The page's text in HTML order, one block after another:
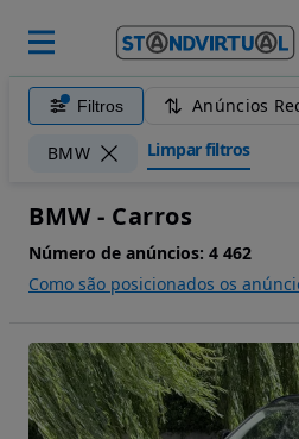
Filtros Anúncios
BMW Limpar filtros
BMW - Carros
Número de anúncios: 4 462
Como são posicionados os